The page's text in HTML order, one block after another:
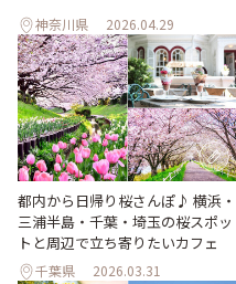
神奈川県 2026.04.29
都内から日帰り桜さんぽ♪ 横浜・
三浦半島・千葉・埼玉の桜スポッ
トと周辺で立ち寄りたいカフェ
千葉県 2026.03.31